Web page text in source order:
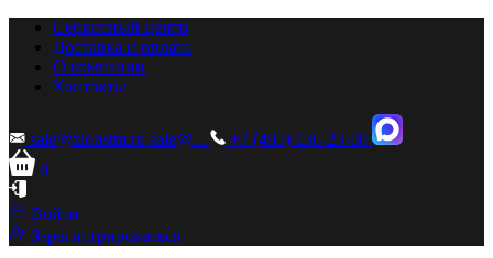
Сервисный центр
Доставка и оплата
О компании
Контакты
sale@zionstm.ru sale@...
+7 (495) 136-23-00
0
Войти
Зарегистрироваться